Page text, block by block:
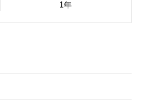
1年